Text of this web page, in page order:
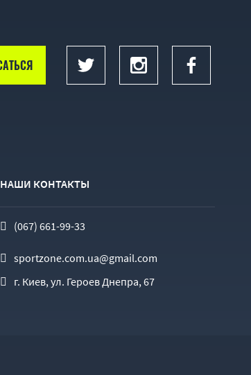
НАШИ КОНТАКТЫ
(067) 661-99-33
sportzone.com.ua@gmail.com
г. Киев, ул. Героев Днепра, 67